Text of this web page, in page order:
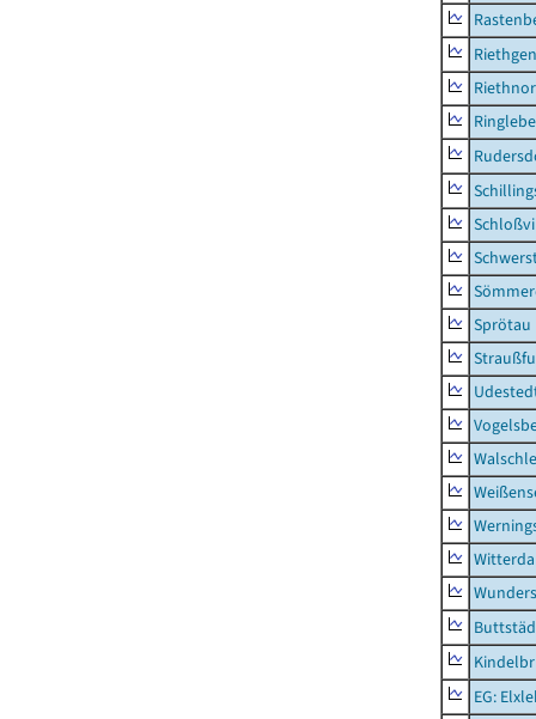
Riethgen
Sprötau
Witterda
EG: